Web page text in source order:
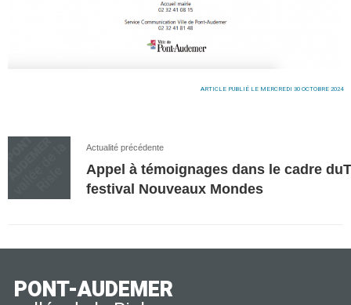
ARTICLE PUBLIÉ LE MERCREDI 30 OCTOBRE 2024
Actualité précédente
Appel à témoignages dans le cadre du
festival Nouveaux Mondes
PONT-AUDEMER